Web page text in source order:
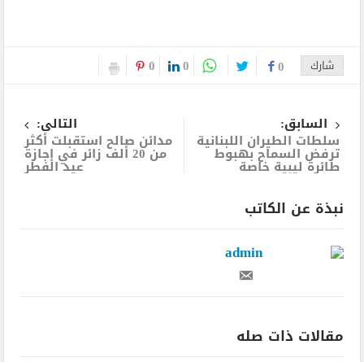
شارك 0
0
0
السابق:
سلطات الطيران اللبنانية
ترفض السماح بهبوط
طائرة ليبية خاصة
التالى:
مدائن صالح استقبلت أكثر
من 20 ألف زائر في إجازة
عيد الفطر
نبذة عن الكاتب
admin
مقالات ذات صله